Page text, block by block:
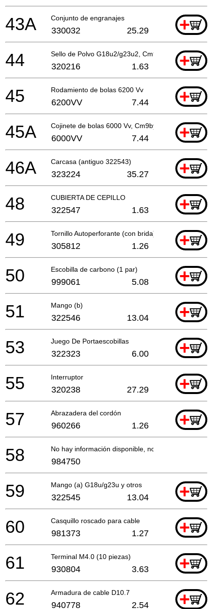
Conjunto de engranajes +
43A 330032 25.29
Sello de Polvo G18u2/g23u2, Cm9by +
44 320216 1.63
Rodamiento de bolas 6200 Vv +
45 6200VV 7.44
Cojinete de bolas 6000 Vv, Cm9by, C8fse, G23ss
+
45A 6000VV 7.44
Carcasa (antiguo 322543) +
46A 323224 35.27
CUBIERTA DE CEPILLO +
48 322547 1.63
Tornillo Autoperforante (con brida) D4x16 (negro)
+
49 305812 1.26
Escobilla de carbono (1 par) +
50 999061 5.08
Mango (b) +
51 322546 13.04
Juego De Portaescobillas +
53 322323 6.00
Interruptor +
55 320238 27.29
Abrazadera del cordón +
57 960266 1.26
No hay información disponible, no se puede pedir
58 984750
Mango (a) G18u/g23u y otros +
59 322545 13.04
Casquillo roscado para cable +
60 981373 1.27
Terminal M4.0 (10 piezas) +
61 930804 3.63
Armadura de cable D10.7 +
62 940778 2.54